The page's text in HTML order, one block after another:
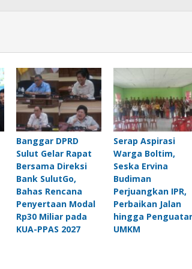
Banggar DPRD
Sulut Gelar Rapat
Bersama Direksi
Bank SulutGo,
Bahas Rencana
Penyertaan Modal
Rp30 Miliar pada
KUA-PPAS 2027
Serap Aspirasi
Warga Boltim,
Seska Ervina
Budiman
Perjuangkan IPR,
Perbaikan Jalan
hingga
UMKM